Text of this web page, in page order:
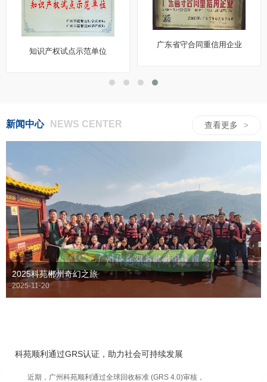
知识产权试点示范单位
广东省守合同重信用企业
新闻中心 NEWS CENTER 查看更多 >
2025科苑郴州奇幻之旅
2025-11-20
科苑顺利通过GRS认证，助力社会可持续发展
近期，广州科苑顺利通过全球回收标准 (GRS 4.0)审核，